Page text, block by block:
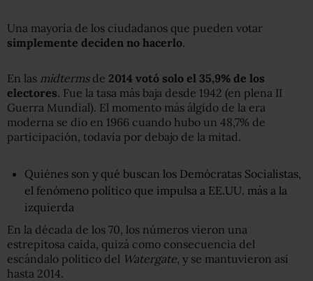
Una mayoría de los ciudadanos que pueden votar
simplemente deciden no hacerlo.
En las midtermsde 2014 votó solo el 35,9% de los
electores. Fue la tasa más baja desde 1942 (en plena II
Guerra Mundial). El momento más álgido de la era
moderna se dio en 1966 cuando hubo un 48,7% de
participación, todavía por debajo de la mitad.
Quiénes son y qué buscan los Demócratas Socialistas,
el fenómeno político que impulsa a EE.UU. más a la
izquierda
En la década de los 70, los números vieron una
estrepitosa caída, quizá como consecuencia del
escándalo político del Watergate , y se mantuvieron así
hasta 2014.